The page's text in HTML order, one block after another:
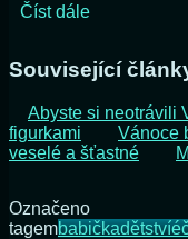
Číst dále
Související
Abyste si neotrávili
figurkami
Vánoce
veselé a šťastné
Označeno
tagembabičkadětství